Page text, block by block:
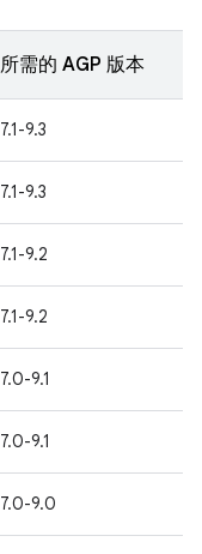
所需的 AGP 版本
7.1-9.3
7.1-9.3
7.1-9.2
7.1-9.2
7.0-9.1
7.0-9.1
7.0-9.0